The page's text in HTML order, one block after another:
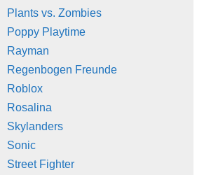
Plants vs. Zombies
Poppy Playtime
Rayman
Regenbogen Freunde
Roblox
Rosalina
Skylanders
Sonic
Street Fighter